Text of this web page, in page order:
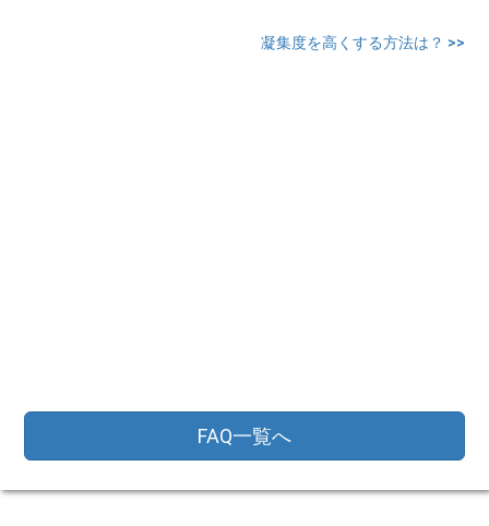
凝集度を高くする方法は？ >>
FAQ一覧へ